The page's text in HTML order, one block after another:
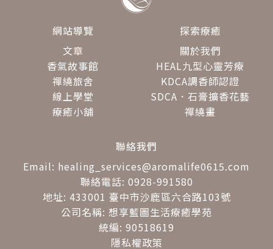
網站導覽
文章
香氣故事館
禪繞旅舍
線上學堂
療癒小舖
探索療癒
關於我們
HEAL九型心靈芳療
KDCA調香師認證
SDCA．石膏擴香花藝
禪繞畫
聯絡我們
Email: healing_services@aromalife0615.com
聯絡電話: 0928-991580
地址: 433001 臺中市沙鹿區六合路103號
公司名稱: 想享藍圖生活療癒學苑
統編: 90518619
隱私權政策